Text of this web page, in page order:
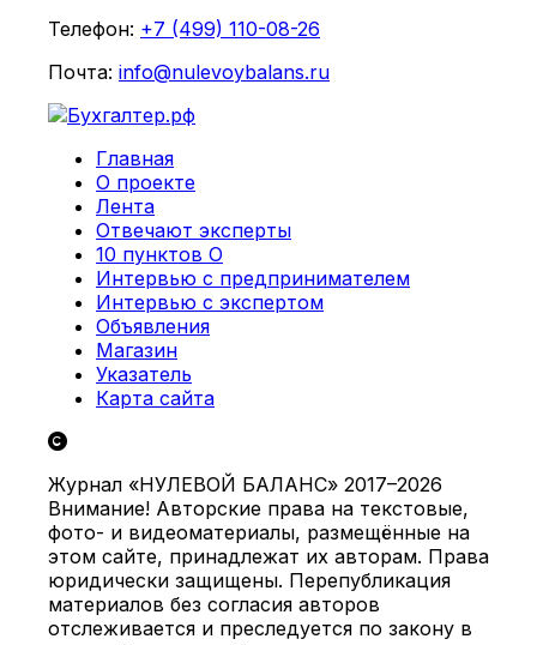
Телефон: +7 (499) 110-08-26
Почта: info@nulevoybalans.ru
Главная
О проекте
Лента
Отвечают эксперты
10 пунктов О
Интервью с предпринимателем
Интервью с экспертом
Объявления
Магазин
Указатель
Карта сайта
Журнал «НУЛЕВОЙ БАЛАНС» 2017–2026
Внимание! Авторские права на текстовые,
фото- и видеоматериалы, размещённые на
этом сайте, принадлежат их авторам. Права
юридически защищены. Перепубликация
материалов без согласия авторов
отслеживается и преследуется по закону в